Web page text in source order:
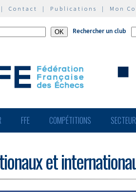
| Contact | Publications | Mon
Rechercher un club
FFE COMPÉTITIONS
et